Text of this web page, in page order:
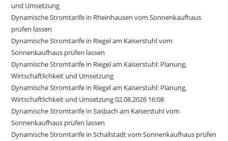
und Umsetzung
Dynamische Stromtarife in Rheinhausen vom Sonnenkaufhaus
prüfen lassen
Dynamische Stromtarife in Riegel am Kaiserstuhl vom
Sonnenkaufhaus prüfen lassen
Dynamische Stromtarife in Riegel am Kaiserstuhl: Planung,
Wirtschaftlichkeit und Umsetzung
Dynamische Stromtarife in Riegel am Kaiserstuhl: Planung,
Wirtschaftlichkeit und Umsetzung 02.08.2026 16:08
Dynamische Stromtarife in Sasbach am Kaiserstuhl vom
Sonnenkaufhaus prüfen lassen
Dynamische Stromtarife in Schallstadt vom Sonnenkaufhaus prüfen